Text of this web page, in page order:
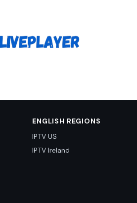
ENGLISH REGIONS
IPTV US
IPTV Ireland